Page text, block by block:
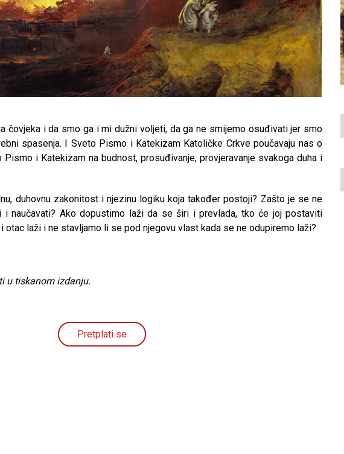
čovjeka i da smo ga i mi dužni voljeti, da ga ne smijemo osuđivati jer smo
spasenja. I Sveto Pismo i Katekizam Katoličke Crkve poučavaju nas o
i Katekizam na budnost, prosuđivanje, provjeravanje svakoga duha i
duhovnu zakonitost i njezinu logiku koja također postoji? Zašto je se ne
i naučavati? Ako dopustimo laži da se širi i prevlada, tko će joj postaviti
otac laži i ne stavljamo li se pod njegovu vlast kada se ne odupiremo laži?
u tiskanom izdanju.
Pretplati se